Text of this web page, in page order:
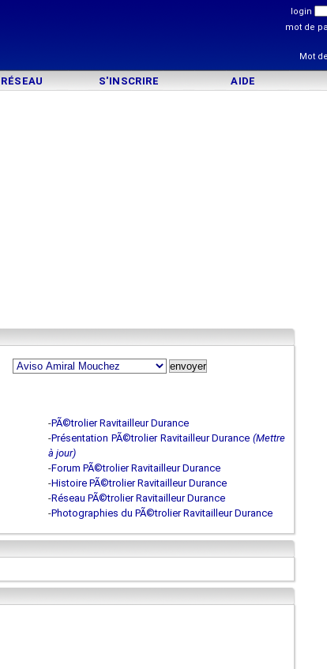
login
mot de
Mot
S'INSCRIRE AIDE
-PÃ©trolier Ravitailleur Durance
-Présentation PÃ©trolier Ravitailleur Durance (Mettre
à jour)
-Forum PÃ©trolier Ravitailleur Durance
-Histoire PÃ©trolier Ravitailleur Durance
-Réseau PÃ©trolier Ravitailleur Durance
-Photographies du PÃ©trolier Ravitailleur Durance